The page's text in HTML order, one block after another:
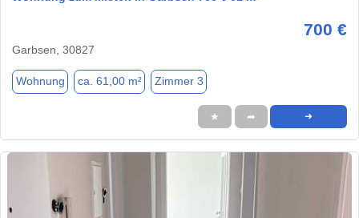
700 €
Garbsen, 30827
Wohnung ca. 61,00 m² Zimmer 3
★ ➦ ➜